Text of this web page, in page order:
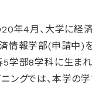
年4月、大学に経
情報学部(申請中)
5学部8学科に生ま
ニングでは、本学の